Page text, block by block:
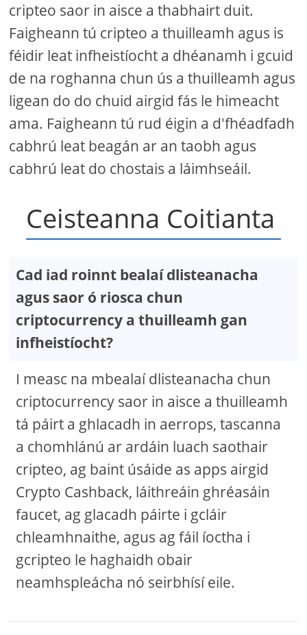
cripteo saor in aisce a thabhairt duit.
Faigheann tú cripteo a thuilleamh agus is
féidir leat infheistíocht a dhéanamh i gcuid
de na roghanna chun ús a thuilleamh agus
ligean do do chuid airgid fás le himeacht
ama. Faigheann tú rud éigin a d'fhéadfadh
cabhrú leat beagán ar an taobh agus
cabhrú leat do chostais a láimhseáil.
Ceisteanna Coitianta
Cad iad roinnt bealaí dlisteanacha
agus saor ó riosca chun
criptocurrency a thuilleamh gan
infheistíocht?
I measc na mbealaí dlisteanacha chun
criptocurrency saor in aisce a thuilleamh
tá páirt a ghlacadh in aerrops, tascanna
a chomhlánú ar ardáin luach saothair
cripteo, ag baint úsáide as apps airgid
Crypto Cashback, láithreáin ghréasáin
faucet, ag glacadh páirte i gcláir
chleamhnaithe, agus ag fáil íoctha i
gcripteo le haghaidh obair
neamhspleácha nó seirbhísí eile.